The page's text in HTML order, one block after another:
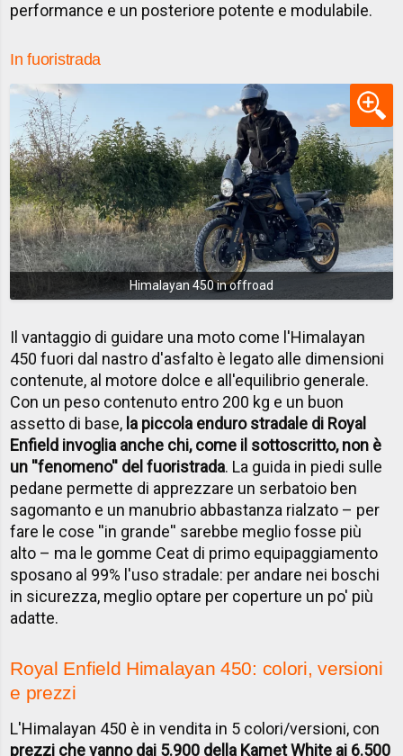
performance e un posteriore potente e modulabile.
In fuoristrada
Himalayan 450 in offroad
Il vantaggio di guidare una moto come l'Himalayan
450 fuori dal nastro d'asfalto è legato alle dimensioni
contenute, al motore dolce e all'equilibrio generale.
Con un peso contenuto entro 200 kg e un buon
assetto di base, la piccola enduro stradale di Royal
Enfield invoglia anche chi, come il sottoscritto, non è
un ''fenomeno'' del fuoristrada. La guida in piedi sulle
pedane permette di apprezzare un serbatoio ben
sagomanto e un manubrio abbastanza rialzato – per
fare le cose ''in grande'' sarebbe meglio fosse più
alto – ma le gomme Ceat di primo equipaggiamento
sposano al 99% l'uso stradale: per andare nei boschi
in sicurezza, meglio optare per coperture un po' più
adatte.
Royal Enfield Himalayan 450: colori, versioni
e prezzi
L'Himalayan 450 è in vendita in 5 colori/versioni, con
prezzi che vanno dai 5.900 della Kamet White ai 6.500